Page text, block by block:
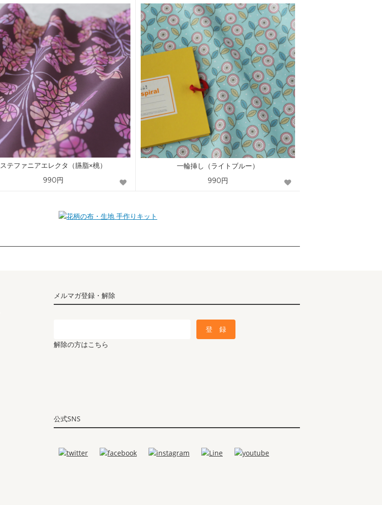
ステファニアエレクタ（臙脂×桃）
990円
一輪挿し（ライトブルー）
990円
手作りキット
メルマガ登録・解除
解除の方はこちら
公式SNS